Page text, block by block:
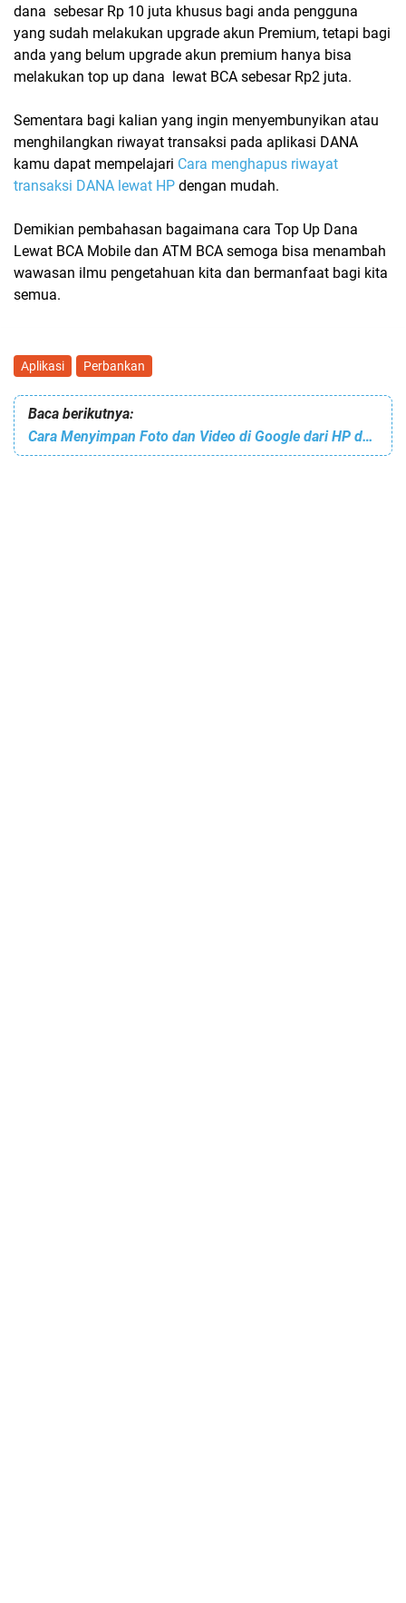
dana sebesar Rp 10 juta khusus bagi anda pengguna
yang sudah melakukan upgrade akun Premium, tetapi bagi
anda yang belum upgrade akun premium hanya bisa
melakukan top up dana lewat BCA sebesar Rp2 juta.
Sementara bagi kalian yang ingin menyembunyikan atau
menghilangkan riwayat transaksi pada aplikasi DANA
kamu dapat mempelajari Cara menghapus riwayat
transaksi DANA lewat HP dengan mudah.
Demikian pembahasan bagaimana cara Top Up Dana
Lewat BCA Mobile dan ATM BCA semoga bisa menambah
wawasan ilmu pengetahuan kita dan bermanfaat bagi kita
semua.
Aplikasi Perbankan
Baca berikutnya:
Cara Menyimpan Foto dan Video di Google dari HP dan Laptop